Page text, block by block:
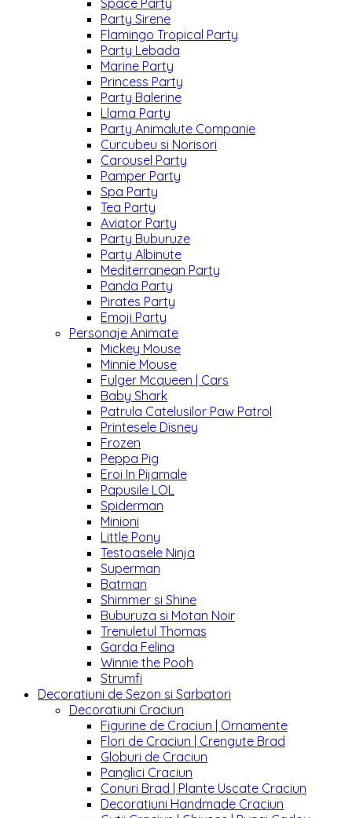
Space Party
Party Sirene
Flamingo Tropical Party
Party Lebada
Marine Party
Princess Party
Party Balerine
Llama Party
Party Animalute Companie
Curcubeu si Norisori
Carousel Party
Pamper Party
Spa Party
Tea Party
Aviator Party
Party Buburuze
Party Albinute
Mediterranean Party
Panda Party
Pirates Party
Emoji Party
Personaje Animate
Mickey Mouse
Minnie Mouse
Fulger Mcqueen | Cars
Baby Shark
Patrula Catelusilor Paw Patrol
Printesele Disney
Frozen
Peppa Pig
Eroi In Pijamale
Papusile LOL
Spiderman
Minioni
Little Pony
Testoasele Ninja
Superman
Batman
Shimmer si Shine
Buburuza si Motan Noir
Trenuletul Thomas
Garda Felina
Winnie the Pooh
Strumfi
Decoratiuni de Sezon si Sarbatori
Decoratiuni Craciun
Figurine de Craciun | Ornamente
Flori de Craciun | Crengute Brad
Globuri de Craciun
Panglici Craciun
Conuri Brad | Plante Uscate Craciun
Decoratiuni Handmade Craciun